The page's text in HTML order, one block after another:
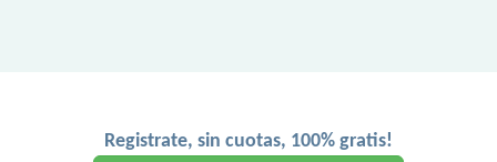
Registrate, sin cuotas, 100% gratis!